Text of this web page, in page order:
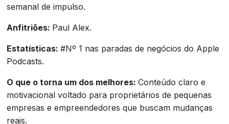
semanal de impulso.
Anfitriões: Paul Alex.
Estatísticas:#Nº 1 nas paradas de negócios do Apple
Podcasts.
O que o torna um dos melhores:Conteúdo claro e
motivacional voltado para proprietários de pequenas
empresas e empreendedores que buscam mudanças
reais.